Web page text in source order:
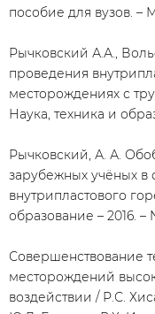
пособие для вузов. –
Рычковский А.А.,
проведения
месторождениях с
Наука, техника и
Рычковский, А. А.
зарубежных учёных
внутрипластового
образование – 2016. –
Совершенствование
месторождений
воздействии / Р.С.